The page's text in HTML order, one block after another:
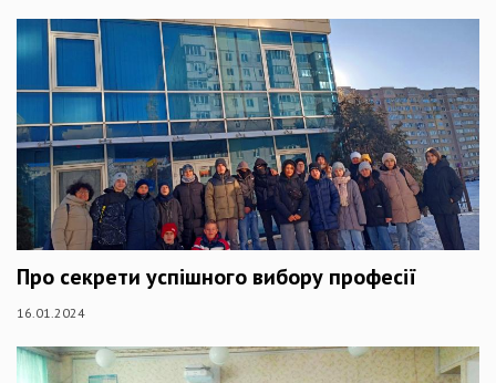
Про секрети успішного вибору професії
16.01.2024